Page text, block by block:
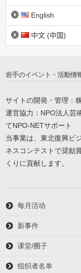
English
中文 (中国)
岩手のイベント・活動情
サイトの開発・管理：
運営協力：NPO法人芸
てNPO-NETサポート
当事業は、東北復興ビ
ネスコンテストで奨励
くりに貢献します。
每月活动
新事件
课堂/圈子
组织者名单